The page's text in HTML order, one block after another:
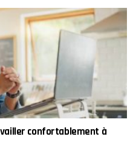
confortablement à